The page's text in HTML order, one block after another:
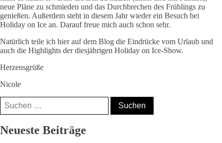
neue Pläne zu schmieden und das Durchbrechen des Frühlings zu
genießen. Außerdem steht in diesem Jahr wieder ein Besuch bei
Holiday on Ice an. Darauf freue mich auch schon sehr.
Natürlich teile ich hier auf dem Blog die Eindrücke vom Urlaub und
auch die Highlights der diesjährigen Holiday on Ice-Show.
Herzensgrüße
Nicole
Suchen
nach:
Nicole, Mama⁵,
Neueste Beiträge